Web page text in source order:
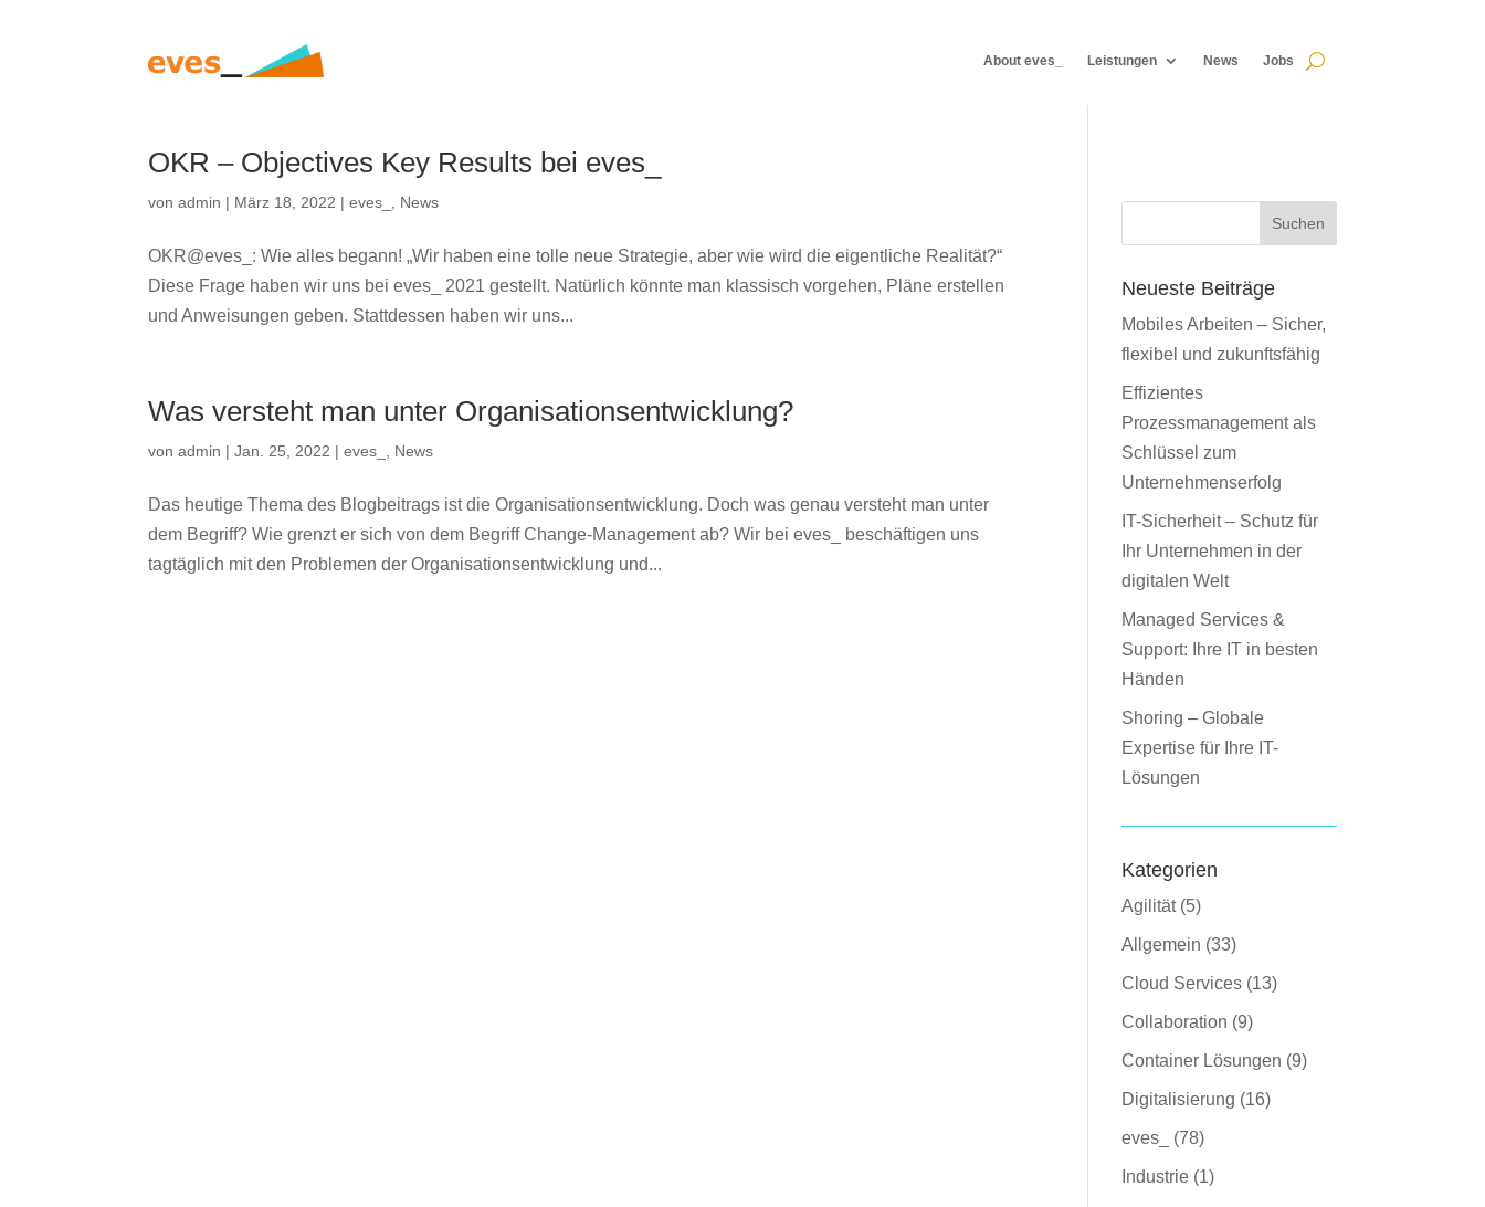
About eves_ Leistungen News Jobs
OKR – Objectives Key Results bei eves_
vonadmin | März 18, 2022 |eves_ News
OKR@eves_: Wie alles begann! „Wir haben eine tolle neue Strategie, aber wie wird die eigentliche Realität?“
Diese Frage haben wir uns bei eves_ 2021 gestellt. Natürlich könnte man klassisch vorgehen, Pläne erstellen
und Anweisungen geben. Stattdessen haben wir uns...
Was versteht man unter Organisationsentwicklung?
vonadmin |Jan. 25, 2022 |eves_ News
Das heutige Thema des Blogbeitrags ist die Organisationsentwicklung. Doch was genau versteht man unter
dem Begriff? Wie grenzt er sich von dem Begriff Change-Management ab? Wir bei eves_ beschäftigen uns
tagtäglich mit den Problemen der Organisationsentwicklung und...
Suchen
Neueste Beiträge
Mobiles Arbeiten – Sicher,
flexibel und zukunftsfähig
Effizientes
Prozessmanagement als
Schlüssel zum
Unternehmenserfolg
IT-Sicherheit – Schutz für
Ihr Unternehmen in der
digitalen Welt
Managed Services &
Support: Ihre IT in besten
Händen
Shoring – Globale
Expertise für Ihre IT-
Lösungen
Kategorien
Agilität(5)
Allgemein (33)
Cloud Services (13)
Collaboration (9)
Container Lösungen (9)
Digitalisierung (16)
eves_ (78)
Industrie (1)